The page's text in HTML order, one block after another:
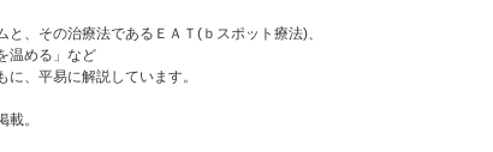
ネットワーク代表。
Am J Kidney Disease』に発表。日本のIgA腎症診療が激変するきっかけと
知)でIgA腎症専門外来を行う。
、その治療法であるＥＡＴ(ｂスポット療法)、
温める」など
、平易に解説しています。
。